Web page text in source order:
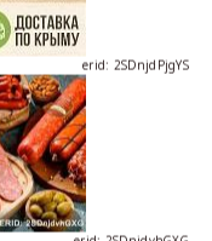
erid: 2SDnjdvhGXG